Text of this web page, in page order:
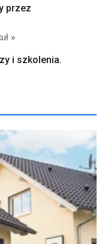
przez
»
i szkolenia.